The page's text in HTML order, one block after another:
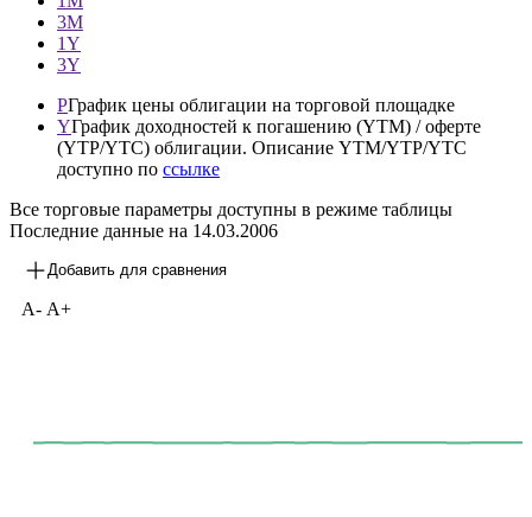
3М
1Y
3Y
PГрафик цены облигации на торговой площадке
YГрафик доходностей к погашению (YTM) / оферте
(YTP/YTC) облигации. Описание YTM/YTP/YTC
доступно по ссылке
Все торговые параметры доступны в режиме таблицы
Последние данные на 14.03.2006
Добавить для сравнения